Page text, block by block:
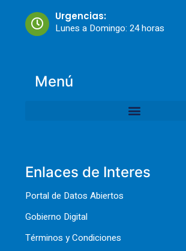
Urgencias:
Lunes a Domingo: 24 horas
Menú
Enlaces de Interes
Portal de Datos Abiertos
Gobierno Digital
Términos y Condiciones